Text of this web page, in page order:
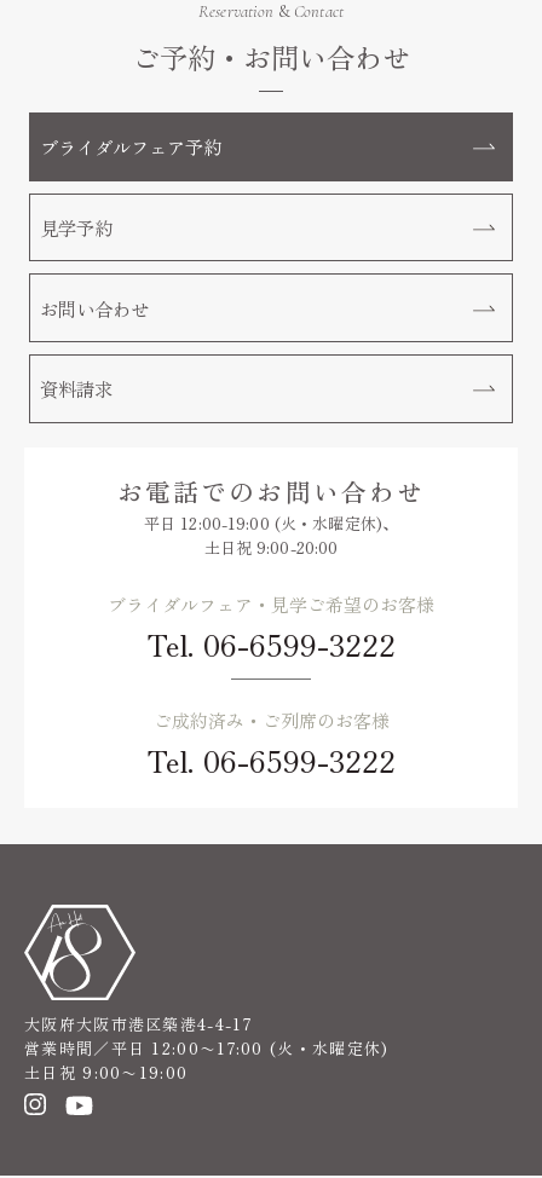
Reservation &Contact
ご予約・お問い合わせ
ブライダルフェア予約
見学予約
お問い合わせ
資料請求
お電話でのお問い合わせ
平日 12:00-19:00 (火・水曜定休)、
土日祝 9:00-20:00
ブライダルフェア・見学ご希望のお客様
Tel. 06-6599-3222
ご成約済み・ご列席のお客様
Tel. 06-6599-3222
大阪府大阪市港区築港4-4-17
営業時間／平日 12:00〜17:00 (火・水曜定休)
土日祝 9:00〜19:00